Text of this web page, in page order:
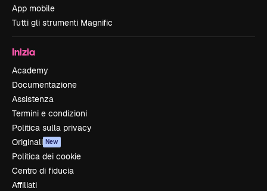
App mobile
Tutti gli strumenti Magnific
Inizia
Academy
Documentazione
Assistenza
Termini e condizioni
Politica sulla privacy
Originali New
Politica dei cookie
Centro di fiducia
Affiliati